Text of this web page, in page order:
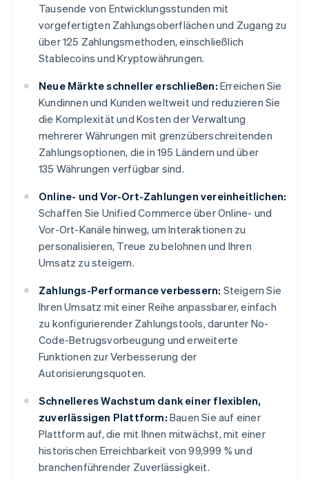
Tausende von Entwicklungsstunden mit
vorgefertigten Zahlungsoberflächen und Zugang zu
über 125 Zahlungsmethoden, einschließlich
Stablecoins und Kryptowährungen.
Neue Märkte schneller erschließen: Erreichen Sie
Kundinnen und Kunden weltweit und reduzieren Sie
die Komplexität und Kosten der Verwaltung
mehrerer Währungen mit grenzüberschreitenden
Zahlungsoptionen, die in 195 Ländern und über
135 Währungen verfügbar sind.
Online- und Vor-Ort-Zahlungen vereinheitlichen:
Schaffen Sie Unified Commerce über Online- und
Vor-Ort-Kanäle hinweg, um Interaktionen zu
personalisieren, Treue zu belohnen und Ihren
Umsatz zu steigern.
Zahlungs-Performance verbessern: Steigern Sie
Ihren Umsatz mit einer Reihe anpassbarer, einfach
zu konfigurierender Zahlungstools, darunter No-
Code-Betrugsvorbeugung und erweiterte
Funktionen zur Verbesserung der
Autorisierungsquoten.
Schnelleres Wachstum dank einer flexiblen,
zuverlässigen Plattform: Bauen Sie auf einer
Plattform auf, die mit Ihnen mitwächst, mit einer
historischen Erreichbarkeit von 99,999 % und
branchenführender Zuverlässigkeit.